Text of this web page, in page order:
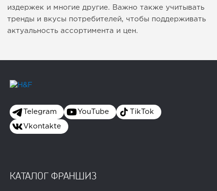
издержек и многие другие. Важно также учитывать
тренды и вкусы потребителей, чтобы поддерживать
актуальность ассортимента и цен.
Telegram YouTube TikTok
Vkontakte
КАТАЛОГ ФРАНШИЗ